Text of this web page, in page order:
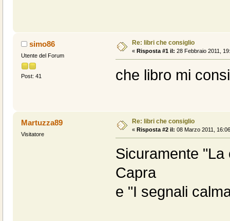
simo86
Utente del Forum
Post: 41
Re: libri che consiglio
« Risposta #1 il: 28 Febbraio 2011,
che libro mi
Martuzza89
Visitatore
Re: libri che consiglio
« Risposta #2 il: 08 Marzo 2011,
Sicuramente "La
Capra
e "I segnali